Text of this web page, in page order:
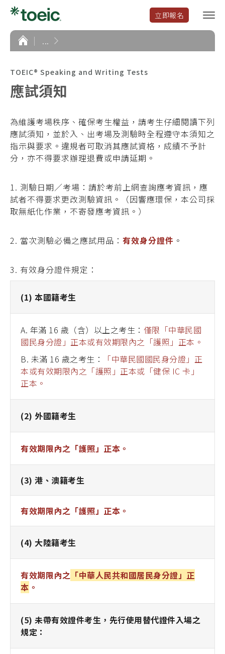
立即報名
選
單
首
頁
...
TOEIC® Speaking and Writing Tests
應試須知
為維護考場秩序、確保考生權益，請考生仔細閱讀下列
應試須知，並於入、出考場及測驗時全程遵守本須知之
指示與要求。違規者可取消其應試資格，成績不予計
分，亦不得要求辦理退費或申請延期。
1. 測驗日期／考場：請於考前上網查詢應考資訊，應
試者不得要求更改測驗資訊。（因響應環保，本公司採
取無紙化作業，不寄發應考資訊。）
2. 當次測驗必備之應試用品： 有效身分證件 。
3. 有效身分證件規定：
(1) 本國籍考生
A. 年滿 16 歲（含）以上之考生： 僅限「中華民國
國民身分證」正本或有效期限內之「護照」正本。
B. 未滿 16 歲之考生：
「中華民國國民身分證」正
本或有效期限內之「護照」正本或「健保 IC 卡」
正本。
(2) 外國籍考生
有效期限內之「護照」正本 。
(3) 港、澳籍考生
有效期限內之「護照」正本。
(4) 大陸籍考生
有效期限內之 「中華人民共和國居民身分證」正
本 。
(5) 未帶有效證件考生，先行使用替代證件入場之
規定：